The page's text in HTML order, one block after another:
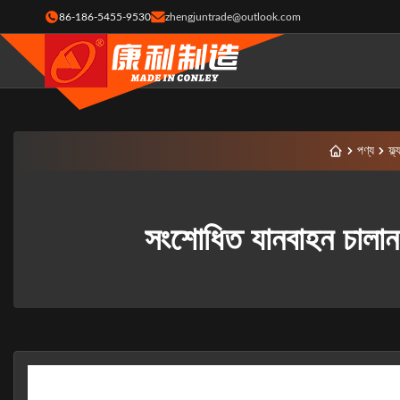
86-186-5455-9530 zhengjuntrade@outlook.com
পণ্য
সংশোধিত যানবাহন